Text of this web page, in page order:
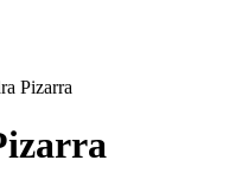
Pizarra